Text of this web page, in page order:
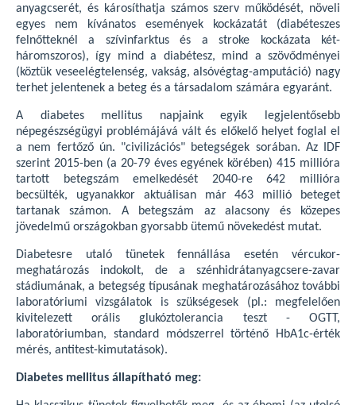
anyagcserét, és károsíthatja számos szerv működését, növeli
egyes nem kívánatos események kockázatát (diabéteszes
felnőtteknél a szívinfarktus és a stroke kockázata két-
háromszoros), így mind a diabétesz, mind a szövődményei
(köztük veseelégtelenség, vakság, alsóvégtag-amputáció) nagy
terhet jelentenek a beteg és a társadalom számára egyaránt.
A diabetes mellitus napjaink egyik legjelentősebb
népegészségügyi problémájává vált és előkelő helyet foglal el
a nem fertőző ún. "civilizációs" betegségek sorában. Az IDF
szerint 2015-ben (a 20-79 éves egyének körében) 415 millióra
tartott betegszám emelkedését 2040-re 642 millióra
becsülték, ugyanakkor aktuálisan már 463 millió beteget
tartanak számon. A betegszám az alacsony és közepes
jövedelmű országokban gyorsabb ütemű növekedést mutat.
Diabetesre utaló tünetek fennállása esetén vércukor-
meghatározás indokolt, de a szénhidrátanyagcsere-zavar
stádiumának, a betegség típusának meghatározásához további
laboratóriumi vizsgálatok is szükségesek (pl.: megfelelően
kivitelezett orális glukóztolerancia teszt - OGTT,
laboratóriumban, standard módszerrel történő HbA1c-érték
mérés, antitest-kimutatások).
Diabetes mellitus állapítható meg: